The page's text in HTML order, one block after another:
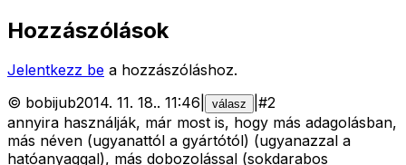
Hozzászólások
Jelentkezz be a hozzászóláshoz.
© bobijub2014. 11. 18.. 11:46 válasz #2
annyira használják, már most is, hogy más adagolásban,
más néven (ugyanattól a gyártótól) (ugyanazzal a
hatóanyaggal), más dobozolással (sokdarabos